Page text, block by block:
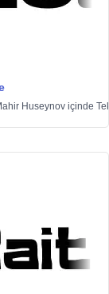
Huseynov içinde